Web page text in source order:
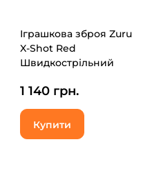
Іграшкова зброя Zuru
X-Shot Red
Швидкострільний
TK-12 (16 патронів)
(36436R)
1 140 грн.
Купити